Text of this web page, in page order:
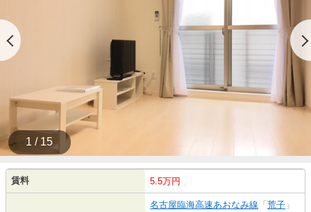
1 / 15
賃料 5.5万円
名古屋臨海高速あおなみ線 「 荒子 」